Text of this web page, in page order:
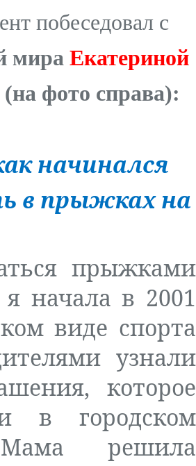
побеседовал с
мира Екатериной
(на фото справа):
начинался
в прыжках на
прыжками
я начала в 2001
виде спорта
узнали
которое
в городском
решила